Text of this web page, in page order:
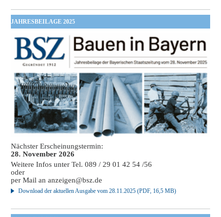
JAHRESBEILAGE 2025
Nächster Erscheinungstermin:
28. November 2026
Weitere Infos unter Tel. 089 / 29 01 42 54 /56
oder
per Mail ananzeigen@bsz.de
Download der aktuellen Ausgabe vom 28.11.2025 (PDF, 16,5 MB)